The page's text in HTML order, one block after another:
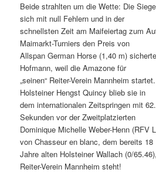
Beide strahlten um die Wette: Die
sich mit null Fehlern und in der
schnellsten Zeit am Maifeiertag zum
Maimarkt-Turniers den Preis von
Allspan German Horse (1,40 m)
Hofmann, weil die Amazone für
„seinen“ Reiter-Verein Mannheim
Holsteiner Hengst Quincy blieb sie in
dem internationalen Zeitspringen mit
Sekunden vor der Zweitplatzierten
Dominique Michelle Weber-Henn (RFV
von Chasseur en blanc, dem bereits 18
Jahre alten Holsteiner Wallach (0/
Reiter-Verein Mannheim steht!